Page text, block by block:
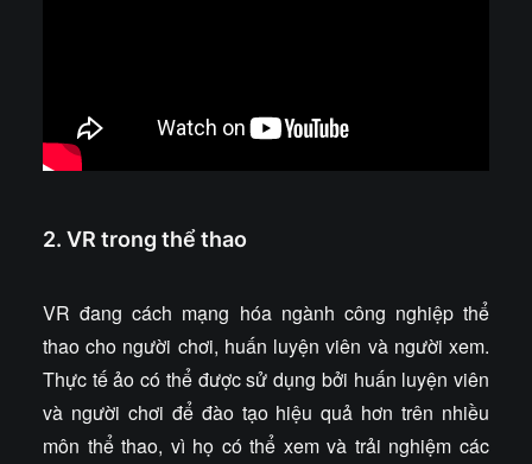
2. VR trong thể thao
VR đang cách mạng hóa ngành công nghiệp thể
thao cho người chơi, huấn luyện viên và người xem.
Thực tế ảo có thể được sử dụng bởi huấn luyện viên
và người chơi để đào tạo hiệu quả hơn trên nhiều
môn thể thao, vì họ có thể xem và trải nghiệm các